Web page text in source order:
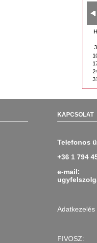
H
3
31
KAPCSOLAT
Telefonos
+36 1 794
e-mail:
FIVOSZ: